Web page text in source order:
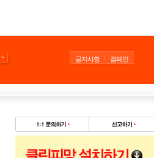
공지사항 캠페인